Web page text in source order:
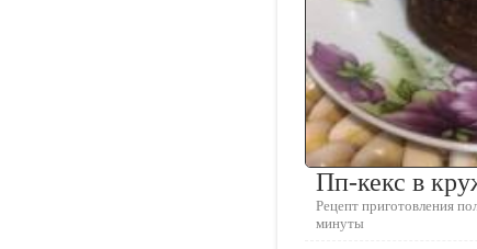
Пп-кекс в
Рецепт приготовления
минуты